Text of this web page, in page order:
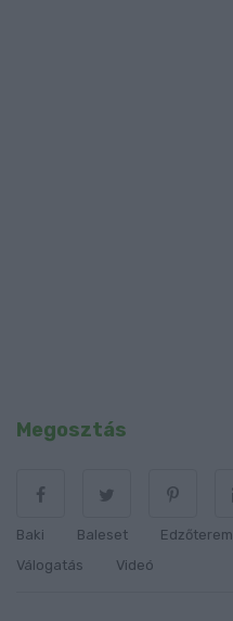
Megosztás
Baki Baleset Edzőterem
Válogatás
Videó